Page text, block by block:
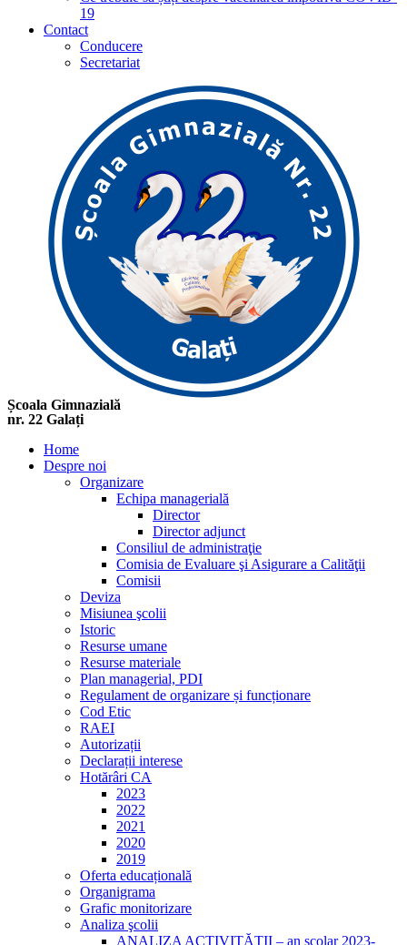
19
Contact
Conducere
Secretariat
Școala Gimnazială
nr. 22 Galați
Home
Despre noi
Organizare
Echipa managerială
Director
Director adjunct
Consiliul de administraţie
Comisia de Evaluare şi Asigurare a Calităţii
Comisii
Deviza
Misiunea şcolii
Istoric
Resurse umane
Resurse materiale
Plan managerial, PDI
Regulament de organizare și funcționare
Cod Etic
RAEI
Autorizații
Declarații interese
Hotărâri CA
2023
2022
2021
2020
2019
Oferta educațională
Organigrama
Grafic monitorizare
Analiza şcolii
ANALIZA ACTIVITĂȚII – an școlar 2023-